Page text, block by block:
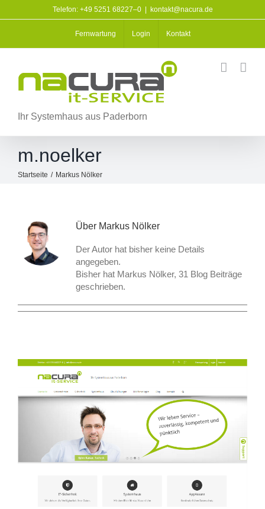
Inhalt
Telefon: +49 5251 68227–0 kontakt@nacura.de
Fernwartung Login Kontakt
Ihr Systemhaus aus Paderborn
m.noelker
Startseite / Markus Nölker
Über Markus Nölker
Der Autor hat bisher keine Details
angegeben.
Bisher hat Markus Nölker, 31 Blog Beiträge
geschrieben.